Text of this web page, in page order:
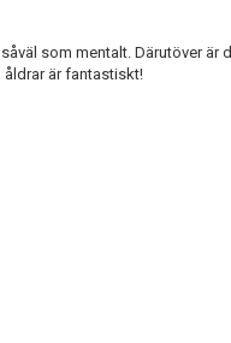
som mentalt. Därutöver är
åldrar är fantastiskt!